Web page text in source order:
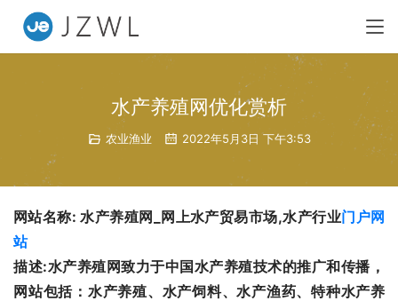
水产养殖网优化赏析
农业渔业 2022年5月3日 下午3:53
网站名称: 水产养殖网_网上水产贸易市场,水产行业门户网
站
描述:水产养殖网致力于中国水产养殖技术的推广和传播，
网站包括：水产养殖、水产饲料、水产渔药、特种水产养